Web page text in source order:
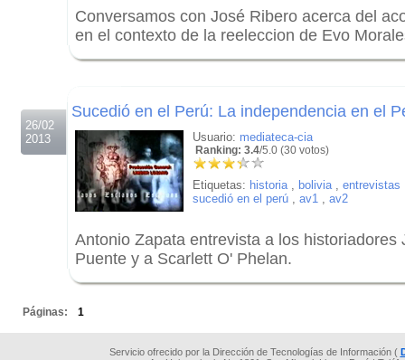
Conversamos con José Ribero acerca del
en el contexto de la reeleccion de Evo
26/02
2013
Sucedió en el Perú: La independencia en el
Usuario: mediateca-cia
Ranking: 3.4/5.0 (30 votos)
Etiquetas: historia, bolivia, entrevistas
sucedió en el perú , av1 , av2
Antonio Zapata entrevista a los historiadores
Puente y a Scarlett O' Phelan.
Páginas: 1
Servicio ofrecido por la Dirección de Tecnologías de Información (